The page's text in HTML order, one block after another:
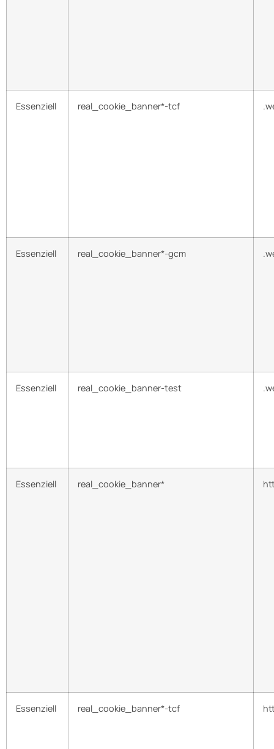
Essenziell real_cookie_banner*-tcf
Essenziell real_cookie_banner*-gcm
Essenziell real_cookie_banner-test
Essenziell real_cookie_banner*
Essenziell real_cookie_banner*-tcf